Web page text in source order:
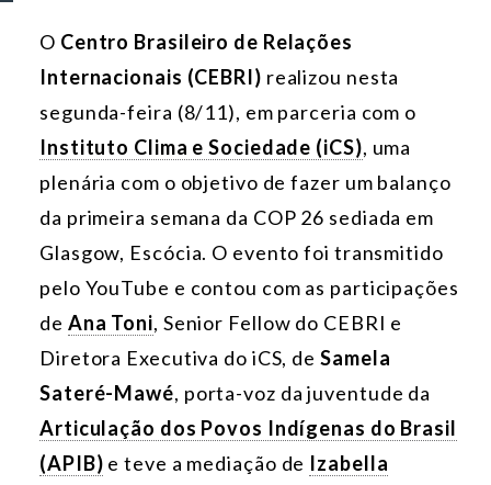
O Centro Brasileiro de Relações
Internacionais (CEBRI) realizou nesta
segunda-feira (8/11), em parceria com o
Instituto Clima e Sociedade (iCS), uma
plenária com o objetivo de fazer um balanço
da primeira semana da COP 26 sediada em
Glasgow, Escócia. O evento foi transmitido
pelo YouTube e contou com as participações
de Ana Toni, Senior Fellow do CEBRI e
Diretora Executiva do iCS, de Samela
Sateré-Mawé, porta-voz da juventude da
Articulação dos Povos Indígenas do Brasil
(APIB) e teve a mediação de Izabella